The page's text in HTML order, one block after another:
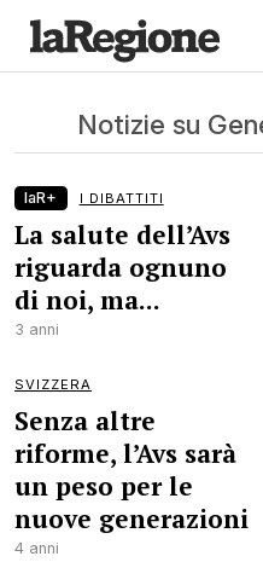
Notizie su
laR+ I DIBATTITI
La salute dell’Avs
riguarda ognuno
di noi, ma...
3 anni
SVIZZERA
Senza altre
riforme, l’Avs sarà
un peso per le
nuove generazioni
4 anni